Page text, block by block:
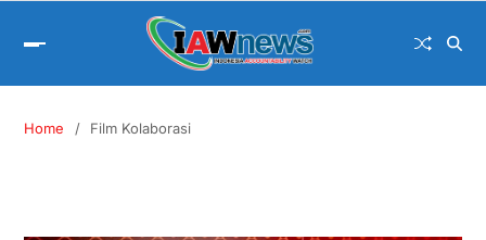
Home Film Kolaborasi